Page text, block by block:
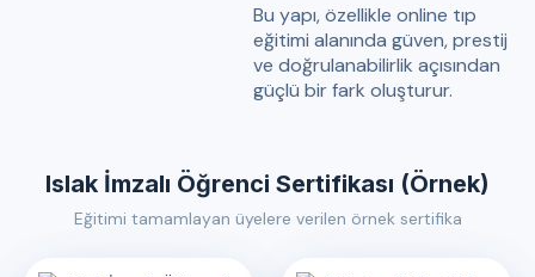
Bu yapı, özellikle online tıp
eğitimi alanında güven, prestij
ve doğrulanabilirlik açısından
güçlü bir fark oluşturur.
Islak İmzalı Öğrenci Sertifikası (Örnek)
Eğitimi tamamlayan üyelere verilen örnek sertifika